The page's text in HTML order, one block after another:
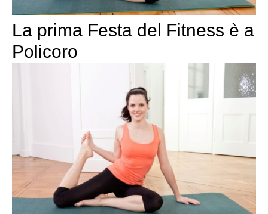
La prima Festa del Fitness è a
Policoro